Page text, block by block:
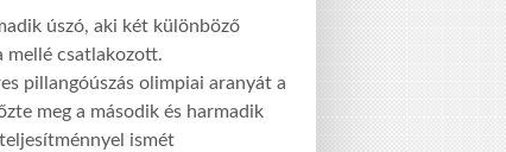
úszó, aki két különböző
mellé csatlakozott.
pillangóúszás olimpiai aranyát a
meg a második és harmadik
ismét